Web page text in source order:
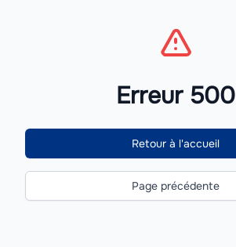
Erreur 500
Retour à l'accueil
Page précédente